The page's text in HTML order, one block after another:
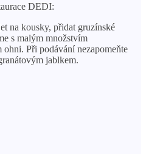
DEDI:
na kousky, přidat gruzínské
s malým množstvím
Při podávání nezapomeňte
jablkem.